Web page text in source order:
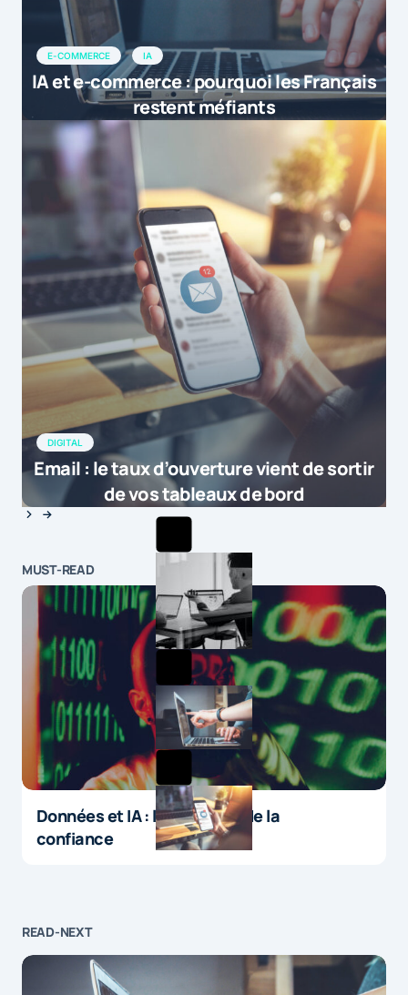
E-COMMERCE IA
IA et e-commerce : pourquoi les Français
restent méfiants
DIGITAL
Email : le taux d’ouverture vient de sortir
de vos tableaux de bord
MUST-READ
Données et IA : le paradoxe de la
confiance
READ-NEXT